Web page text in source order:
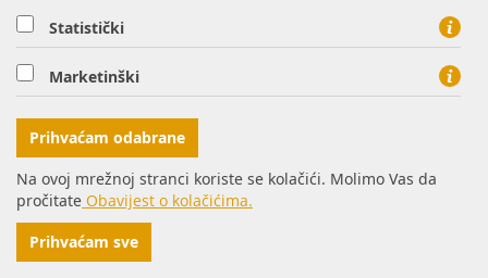
29.11.2019. Neplanirani radovi na plinskoj mreži -
Petrijevci
05.12.2019. Neplanirani radovi na plinskoj mreži - Šag
07.12.2019. Neplanirani radovi na plinskoj mreži -
Bistrinci
09.12.2019. Neplanirani radovi na plinskoj mreži -
Bistrinci
Statistički
Marketinški
Prihvaćam odabrane
Na ovoj mrežnoj stranci koriste se kolačići. Molimo Vas da
pročitate Obavijest o kolačićima.
Prihvaćam sve